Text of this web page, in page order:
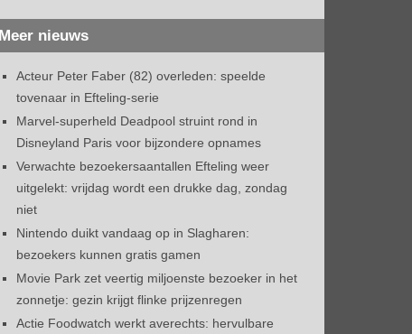
Meer nieuws
Acteur Peter Faber (82) overleden: speelde
tovenaar in Efteling-serie
Marvel-superheld Deadpool struint rond in
Disneyland Paris voor bijzondere opnames
Verwachte bezoekersaantallen Efteling weer
uitgelekt: vrijdag wordt een drukke dag, zondag
niet
Nintendo duikt vandaag op in Slagharen:
bezoekers kunnen gratis gamen
Movie Park zet veertig miljoenste bezoeker in het
zonnetje: gezin krijgt flinke prijzenregen
Actie Foodwatch werkt averechts: hervulbare